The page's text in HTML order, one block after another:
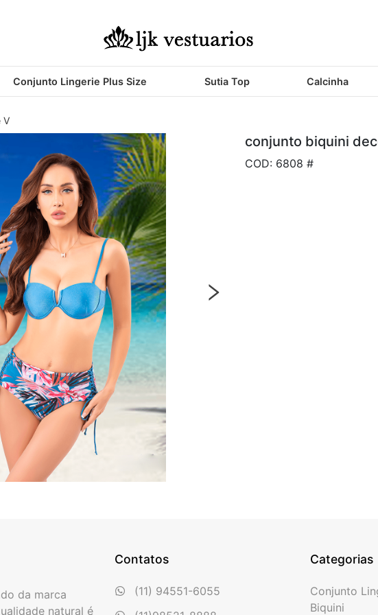
Conjunto Lingerie Plus Size Sutia Top Calcinha
V
conjunto biquini
COD: 6808 #
da marca
natural é
Contatos
(11) 94551-6055
Categorias
Conjunto
Biquini